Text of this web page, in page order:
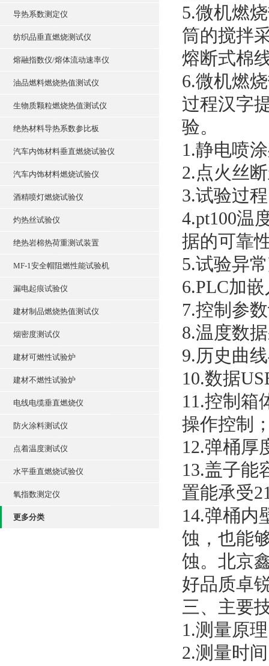
导热系数测定仪
纺织品垂直燃烧测试仪
熔融指数仪/熔体流动速率仪
油品燃料燃烧热值测试仪
生物质颗粒燃烧热值测试仪
绝热材料导热系数参比板
汽车内饰材料垂直燃烧试验仪
汽车内饰材料燃烧试验仪
酒精喷灯燃烧试验仪
灼热丝试验仪
绝热岩棉热荷重测试装置
MF-1安全帽阻燃性能试验机
漏电起痕试验仪
建材制品燃烧热值测试仪
烟密度测试仪
建材可燃性试验炉
建材不燃性试验炉
电线电缆垂直燃烧仪
防火涂料测试仪
点着温度测试仪
水平垂直燃烧试验仪
氧指数测定仪
更多分类
5.微机燃
筒的搅拌
熔断式棉
6.微机燃
过程汉字
验。
1.静电喷
2.点火丝
3.试验过
4.pt100温
据的可靠
5.试验异
6.PLC加
7.控制参
8.温度数
9.历史曲
10.数据
11.控制箱
操作控制
12.弹桶厚
13.盖子能
置能承受
14.弹桶内
蚀，也能
蚀。北京
好品质卓
三、主要
1.测量原
2.测量时